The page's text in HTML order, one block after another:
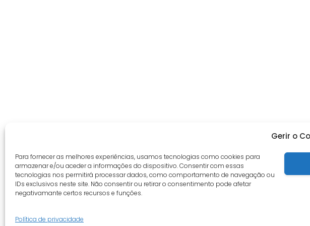
Gerir o
Para fornecer as melhores experiências, usamos tecnologias como cookies para
armazenar e/ou aceder a informações do dispositivo. Consentir com essas
tecnologias nos permitirá processar dados, como comportamento de navegação ou
IDs exclusivos neste site. Não consentir ou retirar o consentimento pode afetar
negativamante certos recursos e funções.
Política de privacidade